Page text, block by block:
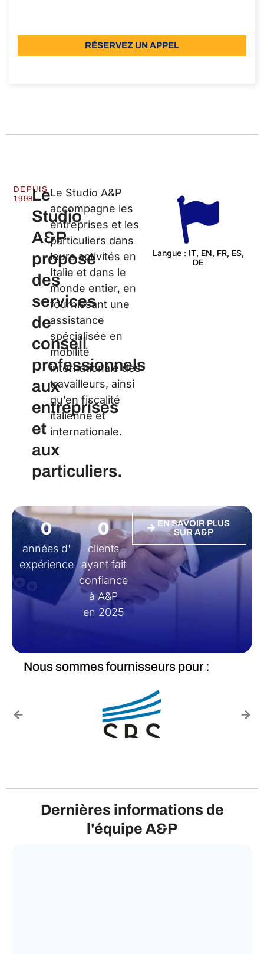
RÉSERVEZ UN APPEL
DEPUIS
1998Le
Studio
A&P
propose
des
services
de
conseil
professionnels
aux
entreprises
et
aux
particuliers.
Le Studio A&P
accompagne les
entreprises et les
particuliers dans
leurs activités en
Italie et dans le
monde entier, en
fournissant une
assistance
spécialisée en
mobilité
internationale des
travailleurs, ainsi
qu’en fiscalité
italienne et
internationale.
Langue : IT, EN, FR, ES,
DE
années d'
expérience
0
clients
ayant fait
confiance
à A&P
en 2025
0
EN SAVOIR PLUS
SUR A&P
Nous sommes fournisseurs pour :
Dernières informations de
l'équipe A&P